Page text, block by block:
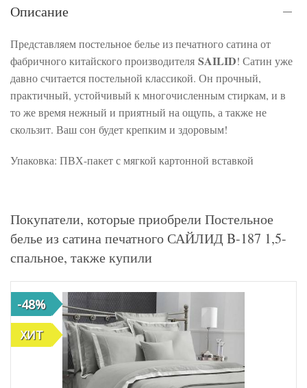
Описание
Представляем постельное белье из печатного сатина от
фабричного китайского производителя SAILID! Сатин уже
давно считается постельной классикой. Он прочный,
практичный, устойчивый к многочисленным стиркам, и в
то же время нежный и приятный на ощупь, а также не
скользит. Ваш сон будет крепким и здоровым!
Упаковка: ПВХ-пакет с мягкой картонной вставкой
Покупатели, которые приобрели Постельное
белье из сатина печатного САЙЛИД B-187 1,5-
спальное, также купили
-48%
ХИТ